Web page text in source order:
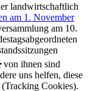
landwirtschaftlich
am 1. November
am 10.
von ihnen sind
uns helfen, diese
Cookies).